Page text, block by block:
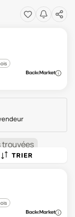
trouvées
TRIER